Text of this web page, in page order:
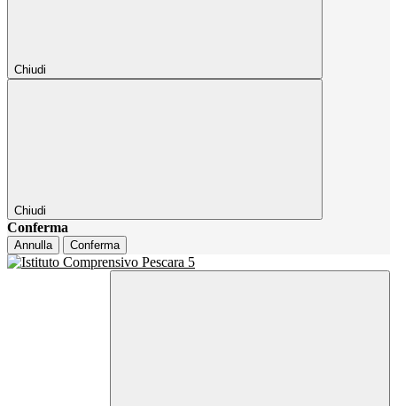
Chiudi
Chiudi
Conferma
Annulla Conferma